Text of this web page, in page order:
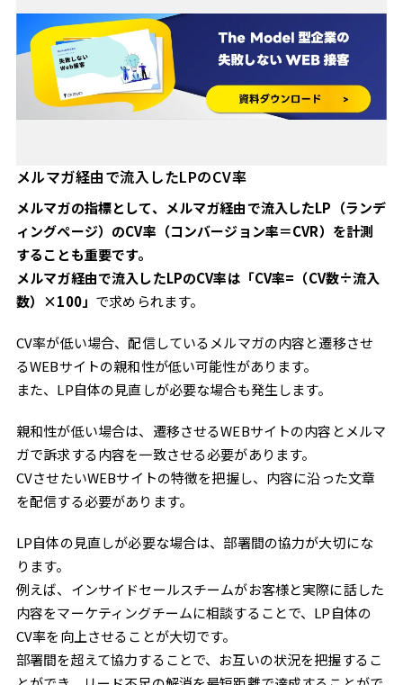
メルマガ経由で流入したLPのCV率
メルマガの指標として、メルマガ経由で流入したLP（ランデ
ィングページ）のCV率（コンバージョン率＝CVR）を計測
することも重要です。
メルマガ経由で流入したLPのCV率は「CV率=（CV数÷流入
数）×100」 で求められます。
CV率が低い場合、配信しているメルマガの内容と遷移させ
るWEBサイトの親和性が低い可能性があります。
また、LP自体の見直しが必要な場合も発生します。
親和性が低い場合は、遷移させるWEBサイトの内容とメルマ
ガで訴求する内容を一致させる必要があります。
CVさせたいWEBサイトの特徴を把握し、内容に沿った文章
を配信する必要があります。
LP自体の見直しが必要な場合は、部署間の協力が大切にな
ります。
例えば、インサイドセールスチームがお客様と実際に話した
内容をマーケティングチームに相談することで、LP自体の
CV率を向上させることが大切です。
部署間を超えて協力することで、お互いの状況を把握するこ